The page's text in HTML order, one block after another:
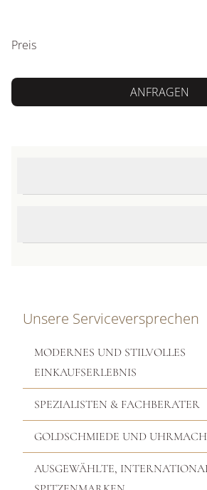
Preis
ANFRAGEN
Unsere Serviceversprechen
MODERNES UND STILVOLLES
EINKAUFSERLEBNIS
SPEZIALISTEN & FACHBERATER
GOLDSCHMIEDE UND
AUSGEWÄHLTE,